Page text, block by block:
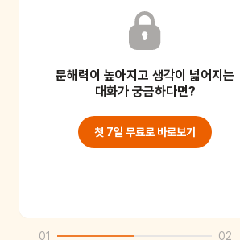
(예) 나는 엄마의 얼굴을 닮았지요.
문해력이 높아지고 생각이 넓어지는
대화가 궁금하다면?
첫 7일 무료로 바로보기
01 02